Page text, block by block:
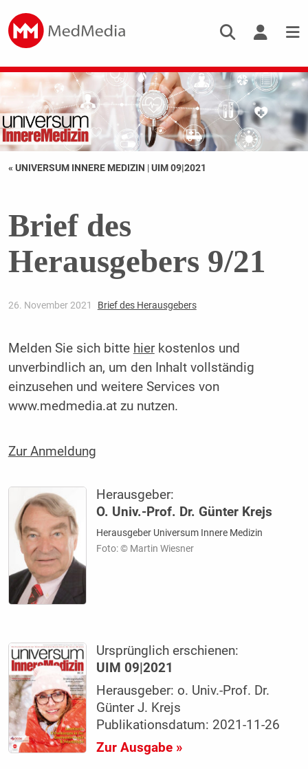
« UNIVERSUM INNERE MEDIZIN |UIM 09|2021
Brief des
Herausgebers 9/21
26. November 2021 Brief des Herausgebers
Melden Sie sich bitte hierkostenlos und
unverbindlich an, um den Inhalt vollständig
einzusehen und weitere Services von
www.medmedia.at zu nutzen.
Zur Anmeldung
Herausgeber:
O. Univ.-Prof. Dr. Günter Krejs
Herausgeber Universum Innere Medizin
Foto: © Martin Wiesner
Ursprünglich erschienen:
UIM 09|2021
Herausgeber: o. Univ.-Prof. Dr.
Günter J. Krejs
Publikationsdatum: 2021-11-26
Zur Ausgabe »